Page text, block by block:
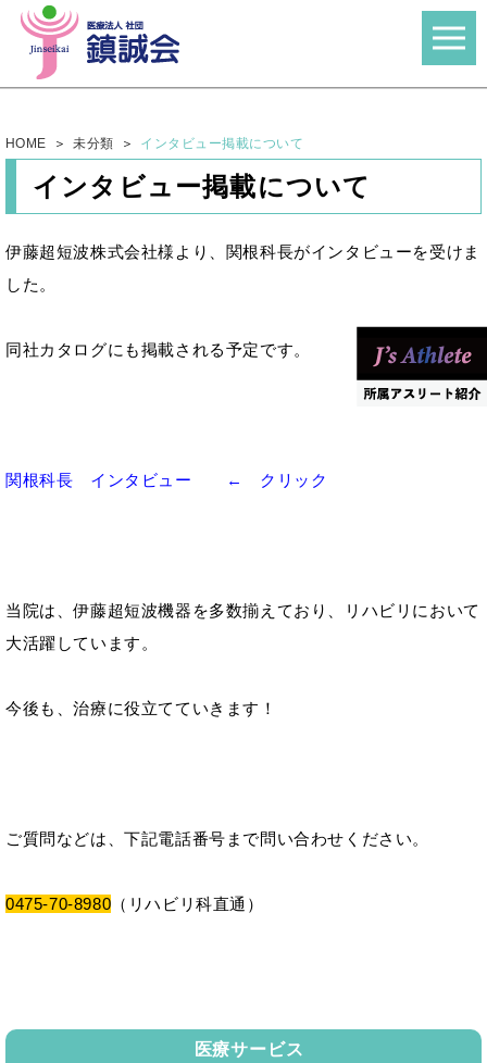
HOME 未分類 インタビュー掲載について
インタビュー掲載について
伊藤超短波株式会社様より、関根科長がインタビューを受けま
した。
同社カタログにも掲載される予定です。
関根科長 インタビュー ← クリック
当院は、伊藤超短波機器を多数揃えており、リハビリにおいて
大活躍しています。
今後も、治療に役立てていきます！
ご質問などは、下記電話番号まで問い合わせください。
0475-70-8980 （リハビリ科直通）
医療サービス